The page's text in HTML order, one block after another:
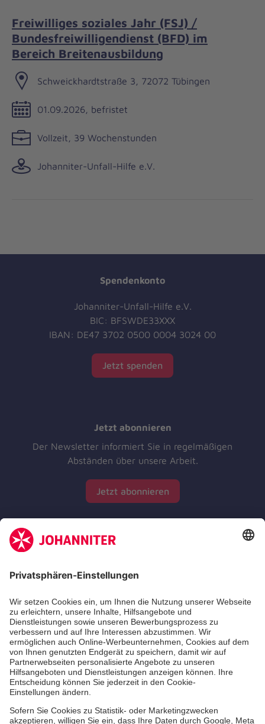
Freiwilliges soziales Jahr (FSJ) /
Bundesfreiwilligendienst (BFD) im
Bereich Breitenausbildung
Schweickhardtstraße 3, 72072 Tübingen
01.09.2026, befristet
Vollzeit, 39 Wochenstunden
Johanniter-Unfall-Hilfe e.V.
Spendenkonto
Johanniter-Unfall-Hilfe e.V.
BIC: BFSWDE33XXX
IBAN: DE47 3702 0500 0004 3024 00
Jetzt spenden
Jetzt abonnieren
Der Newsletter informiert Sie in regelmäßigen
Abständen über unsere Arbeit.
Jetzt abonnieren
Zertifizierung der Johanniter-Unfall-Hilfe e.V.
Aus- & Fortbildungen
Erste-Hilfe-Kurse
Jobs & Ehrenamt
Freiwilligendienst